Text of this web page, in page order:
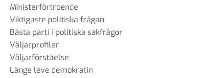
Ministerförtroende
Viktigaste politiska frågan
Bästa parti i politiska sakfrågor
Väljarprofiler
Väljarförståelse
Länge leve demokratin